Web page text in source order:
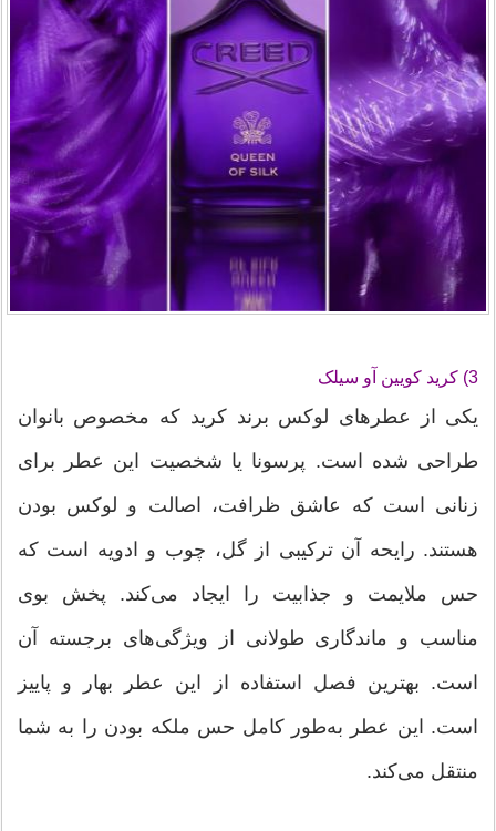
3) کرید کویین آو سیلک
یکی از عطرهای لوکس برند کرید که مخصوص بانوان
طراحی شده است. پرسونا یا شخصیت این عطر برای
زنانی است که عاشق ظرافت، اصالت و لوکس بودن
هستند. رایحه آن ترکیبی از گل، چوب و ادویه است که
حس ملایمت و جذابیت را ایجاد می‌کند. پخش بوی
مناسب و ماندگاری طولانی از ویژگی‌های برجسته آن
است. بهترین فصل استفاده از این عطر بهار و پاییز
است. این عطر به‌طور کامل حس ملکه بودن را به شما
منتقل می‌کند.